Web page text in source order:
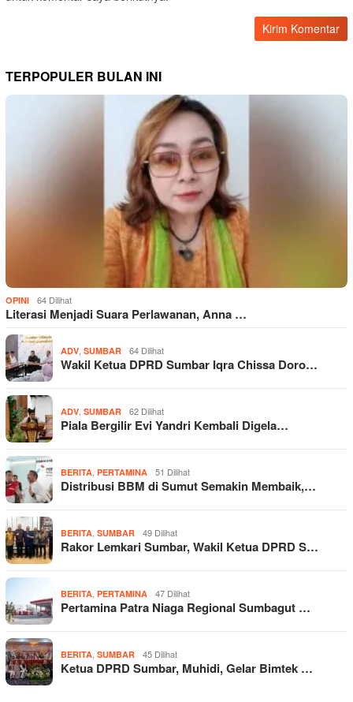
TERPOPULER BULAN INI
OPINI 64 Dilihat
Literasi Menjadi Suara Perlawanan, Anna …
ADV, SUMBAR 64 Dilihat
Wakil Ketua DPRD Sumbar Iqra Chissa Doro…
ADV, SUMBAR 62 Dilihat
Piala Bergilir Evi Yandri Kembali Digela…
BERITA, PERTAMINA 51 Dilihat
Distribusi BBM di Sumut Semakin Membaik,…
BERITA, SUMBAR 49 Dilihat
Rakor Lemkari Sumbar, Wakil Ketua DPRD S…
BERITA, PERTAMINA 47 Dilihat
Pertamina Patra Niaga Regional Sumbagut …
BERITA, SUMBAR 45 Dilihat
Ketua DPRD Sumbar, Muhidi, Gelar Bimtek …